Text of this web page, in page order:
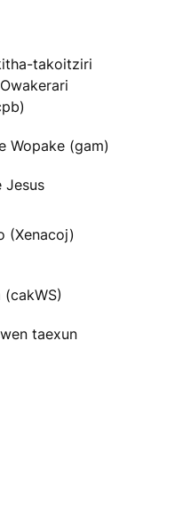
takoitziri
Wopake (gam)
Jesus
(Xenacoj)
(cakWS)
taexun